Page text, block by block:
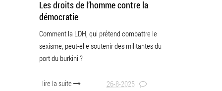
Les droits de l’homme contre la
démocratie
Comment la LDH, qui prétend combattre le
sexisme, peut-elle soutenir des militantes du
port du burkini ?
lire la suite 26-8-2025 |